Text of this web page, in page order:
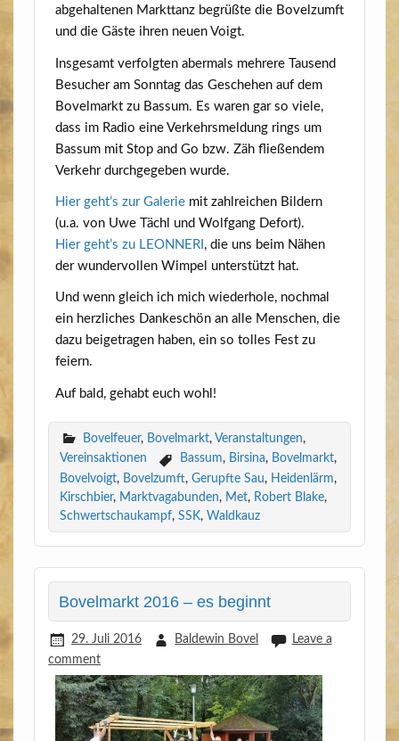
abge­hal­te­nen Markt­tanz begrüß­te die Bovelzumft
und die Gäs­te ihren neu­en Voigt.
Ins­ge­samt ver­folg­ten aber­mals meh­re­re Tau­send
Besu­cher am Sonn­tag das Gesche­hen auf dem
Bovel­markt zu Bas­sum. Es waren gar so vie­le,
dass im Radio eine Ver­kehrs­mel­dung rings um
Bas­sum mit Stop and Go bzw. Zäh flie­ßen­dem
Ver­kehr durch­ge­ge­ben wurde.
Hier geht’s zur Gale­riemit zahl­rei­chen Bil­dern
(u.a. von Uwe Tächl und Wolf­gang Defort).
Hier geht’s zu LEONNERI , die uns beim Nähen
der wun­der­vol­len Wim­pel unter­stützt hat.
Und wenn gleich ich mich wie­der­ho­le, noch­mal
ein herz­li­ches Dan­ke­schön an alle Men­schen, die
dazu bei­getra­gen haben, ein so tol­les Fest zu
feiern.
Auf bald, gehabt euch wohl!
Bovelfeuer, Bovelmarkt, Veranstaltungen,
Vereinsaktionen
Bassum, Birsina, Bovelmarkt,
Bovelvoigt, Bovelzumft, Gerupfte Sau, Heidenlärm,
Kirschbier, Marktvagabunden, Met, Robert Blake,
Schwertschaukampf, SSK, Waldkauz
Bovelmarkt 2016 – es beginnt
29. Juli 2016 Baldewin Bovel
Leave a
comment